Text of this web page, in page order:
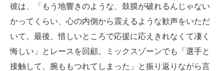
彼は、「もう地響きのような、鼓膜が破れるんじゃない
かってくらい、心の内側から震えるような歓声をいただ
いて。最後、惜しいところで応援に応えきれなくて凄く
悔しい」とレースを回顧。ミックスゾーンでも「選手と
接触して、腕ももつれてしまった」と振り返りながら言